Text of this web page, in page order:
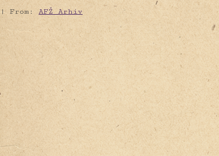
| From: AFŽ Arhiv